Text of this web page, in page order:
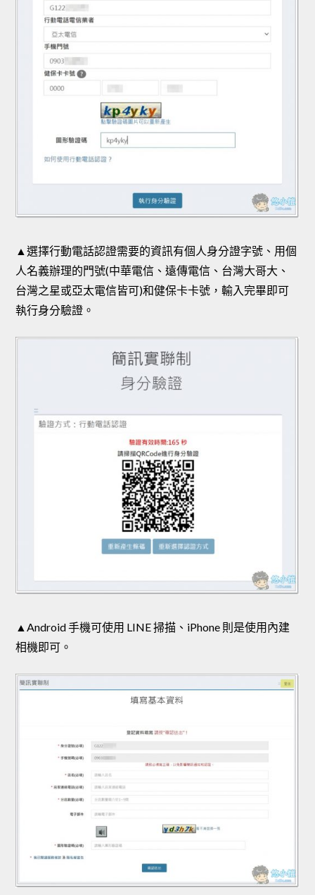
▲選擇行動電話認證需要的資訊有個人身分證字號、用個
人名義辦理的門號(中華電信、遠傳電信、台灣大哥大、
台灣之星或亞太電信皆可)和健保卡卡號，輸入完畢即可
執行身分驗證。
▲Android 手機可使用 LINE 掃描、iPhone 則是使用內建
相機即可。